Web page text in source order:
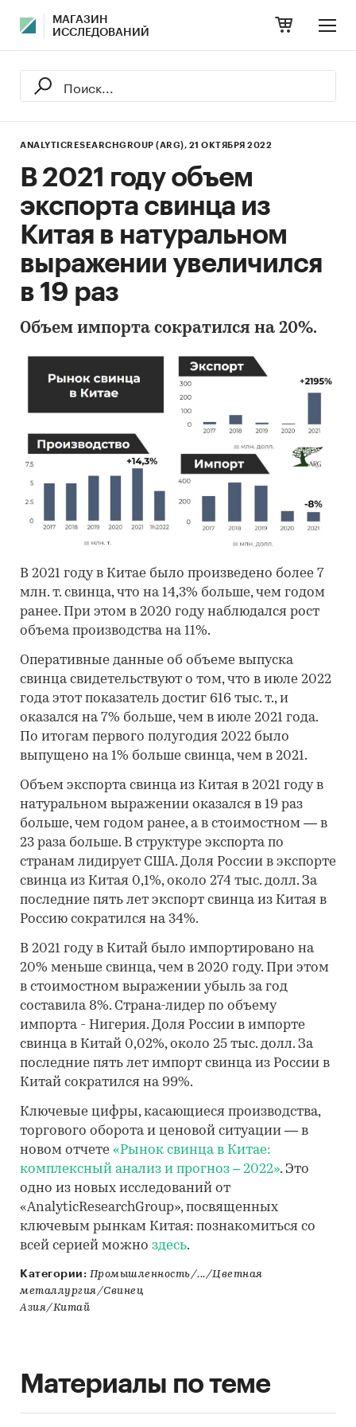
МАГАЗИН
ИССЛЕДОВАНИЙ
ANALYTICRESEARCHGROUP (ARG), 21 ОКТЯБРЯ 2022
В 2021 году объем
экспорта свинца из
Китая в натуральном
выражении увеличился
в 19 раз
Объем импорта сократился на 20%.
В 2021 году в Китае было произведено более 7
млн. т. свинца, что на 14,3% больше, чем годом
ранее. При этом в 2020 году наблюдался рост
объема производства на 11%.
Оперативные данные об объеме выпуска
свинца свидетельствуют о том, что в июле 2022
года этот показатель достиг 616 тыс. т., и
оказался на 7% больше, чем в июле 2021 года.
По итогам первого полугодия 2022 было
выпущено на 1% больше свинца, чем в 2021.
Объем экспорта свинца из Китая в 2021 году в
натуральном выражении оказался в 19 раз
больше, чем годом ранее, а в стоимостном — в
23 раза больше. В структуре экспорта по
странам лидирует США. Доля России в экспорте
свинца из Китая 0,1%, около 274 тыс. долл. За
последние пять лет экспорт свинца из Китая в
Россию сократился на 34%.
В 2021 году в Китай было импортировано на
20% меньше свинца, чем в 2020 году. При этом
в стоимостном выражении убыль за год
составила 8%. Страна-лидер по объему
импорта - Нигерия. Доля России в импорте
свинца в Китай 0,02%, около 25 тыс. долл. За
последние пять лет импорт свинца из России в
Китай сократился на 99%.
Ключевые цифры, касающиеся производства,
торгового оборота и ценовой ситуации — в
новом отчете «Рынок свинца в Китае:
комплексный анализ и прогноз – 2022». Это
одно из новых исследований от
«AnalyticResearchGroup», посвященных
ключевым рынкам Китая: познакомиться со
всей серией можно здесь.
Категории: Промышленность/.../Цветная
металлургия/Свинец
Азия/Китай
Материалы по теме